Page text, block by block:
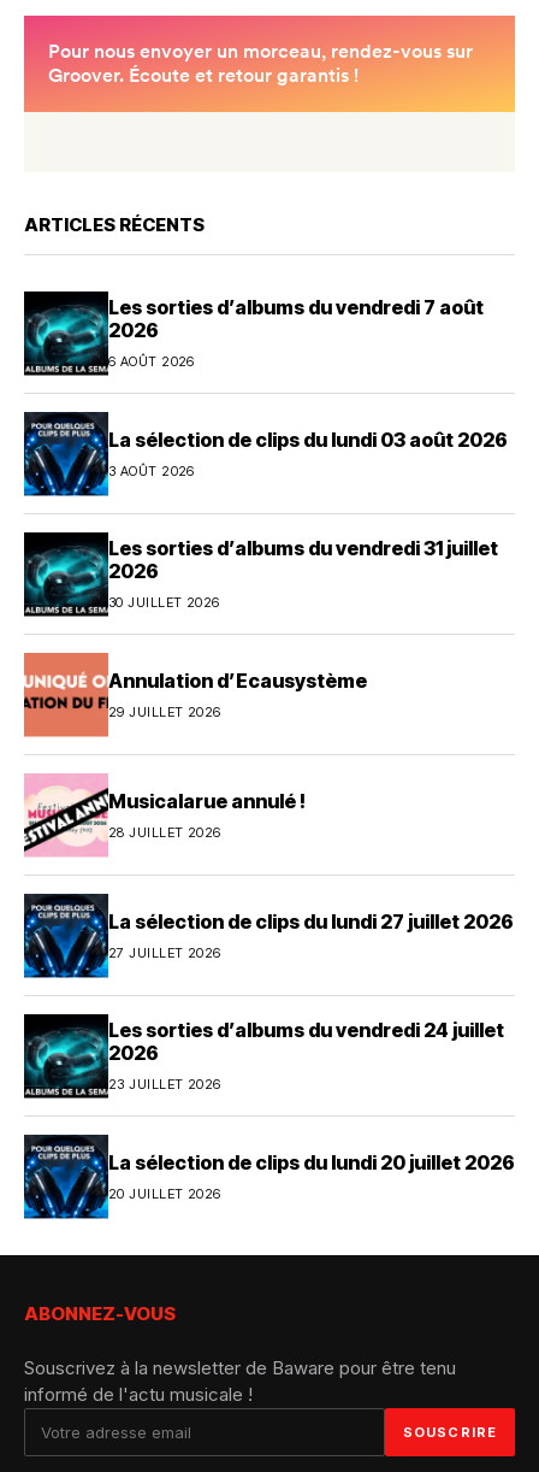
ARTICLES RÉCENTS
Les sorties d’albums du vendredi 7 août
2026
6 AOÛT 2026
La sélection de clips du lundi 03 août 2026
3 AOÛT 2026
Les sorties d’albums du vendredi 31 juillet
2026
30 JUILLET 2026
Annulation d’Ecausystème
29 JUILLET 2026
Musicalarue annulé !
28 JUILLET 2026
La sélection de clips du lundi 27 juillet 2026
27 JUILLET 2026
Les sorties d’albums du vendredi 24 juillet
2026
23 JUILLET 2026
La sélection de clips du lundi 20 juillet 2026
20 JUILLET 2026
ABONNEZ-VOUS
Souscrivez à la newsletter de Baware pour être tenu
informé de l'actu musicale !